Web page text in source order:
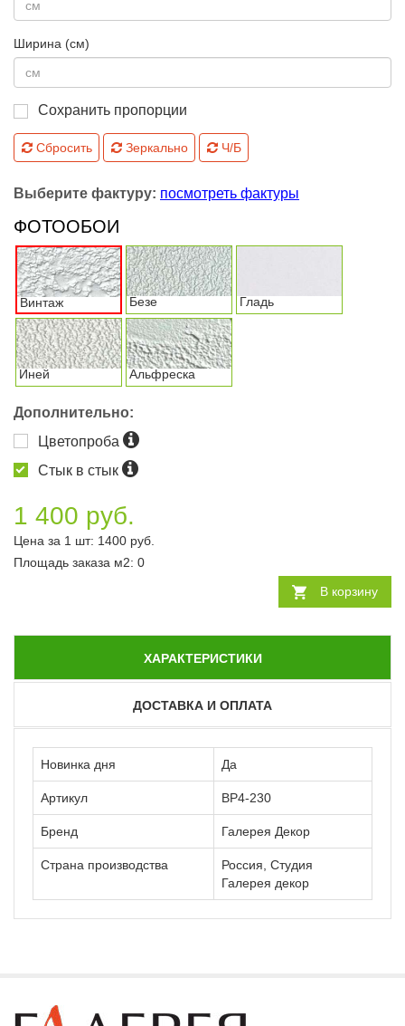
Ширина (см)
Сохранить пропорции
Сбросить Зеркально Ч/Б
Выберите фактуру: посмотреть фактуры
ФОТООБОИ
Винтаж Безе Гладь
Иней Альфреска
Дополнительно:
Цветопроба
Стык в стык
1 400 руб.
Цена за 1 шт: 1400 руб.
Площадь заказа м2: 0
В корзину
ХАРАКТЕРИСТИКИ
ДОСТАВКА И ОПЛАТА
Новинка дня Да
Артикул ВР4-230
Бренд Галерея Декор
Страна производства
Россия, Студия
Галерея декор